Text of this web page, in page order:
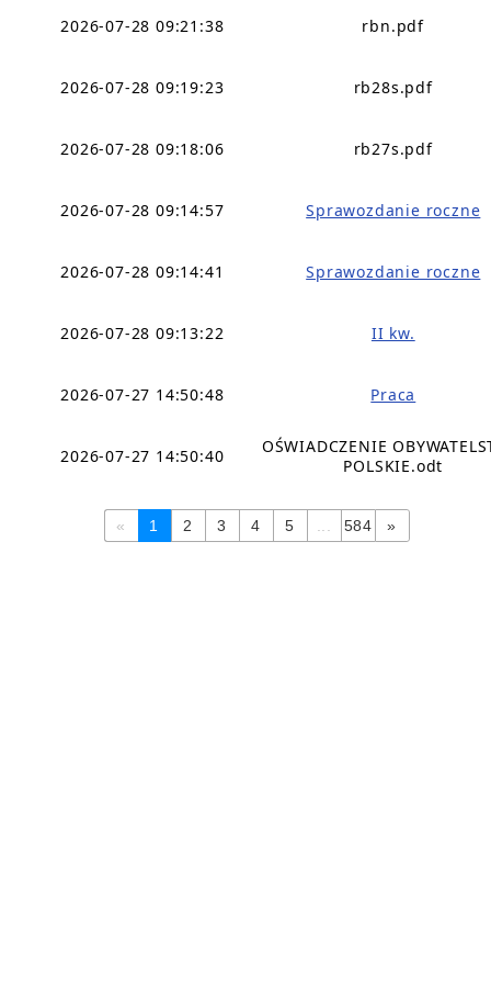
2026-07-28 09:21:38 rbn.pdf
2026-07-28 09:19:23 rb28s.pdf
2026-07-28 09:18:06 rb27s.pdf
2026-07-28 09:14:57 Sprawozdanie roczne
2026-07-28 09:14:41 Sprawozdanie roczne
2026-07-28 09:13:22 II kw.
2026-07-27 14:50:48 Praca
2026-07-27 14:50:40
OŚWIADCZENIE
POLSKIE.odt
« 1 2 3 4 5 584 »